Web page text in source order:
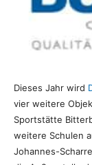
Dieses Jahr wird
vier weitere
Sportstätte
weitere Schulen
Johannes-